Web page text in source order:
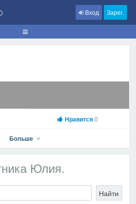
Вход Зарег.
Нравится0
Больше
Юлия.
Найти